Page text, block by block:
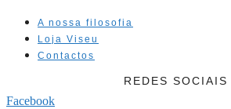
A nossa filosofia
Loja Viseu
Contactos
REDES SOCIAIS
Facebook